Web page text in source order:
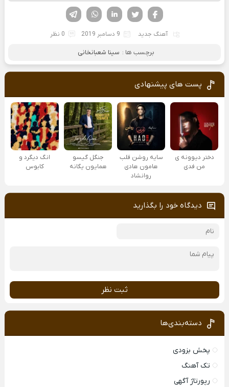
لینکدین تویتر
فیسوک
آهنگ جدید 9 دسامبر 2019 0 نظر
برچسب ها : سینا شعبانخانی
پست های پیشنهادی
دختر دیوونه ی
من فدی
سایه روشن قلب
هامون هادی
روانشاد
جنگل گیسو
همایون یگانه
انگ دیگرد و
کابوس
دیدگاه خود را بگذارید
ثبت نظر
دسته‌بندی‌ها
پخش بزودی
تک آهنگ
رپورتاژ آگهی